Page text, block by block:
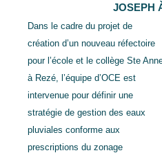
JOSEPH
Dans le cadre du projet de
création d’un nouveau réfectoire
pour l’école et le collège Ste
à Rezé, l’équipe d’OCE est
intervenue pour définir une
stratégie de gestion des eaux
pluviales conforme aux
prescriptions du zonage